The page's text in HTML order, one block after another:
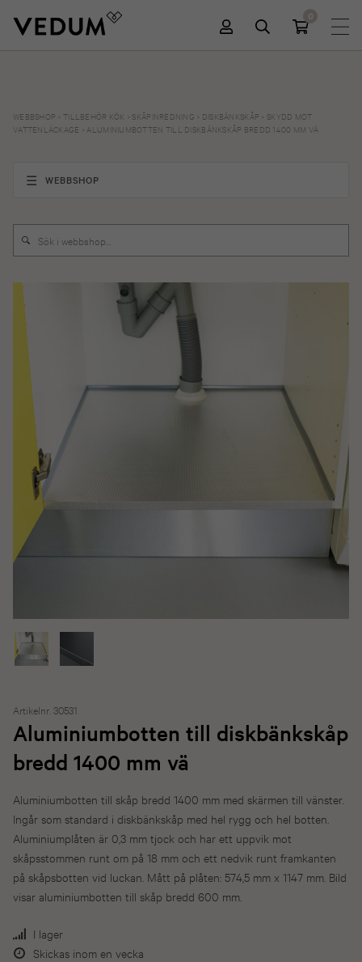
0
WEBBSHOP >TILLBEHÖR KÖK SKÅPINREDNING DISKBÄNKSKÅP
SKYDD MOT
VATTENLÄCKAGE
ALUMINIUMBOTTEN TILL DISKBÄNKSKÅP BREDD 1400 MM VÄ
WEBBSHOP
Artikelnr. 30531
Aluminiumbotten till diskbänkskåp
bredd 1400 mm vä
Aluminiumbotten till skåp bredd 1400 mm med skärmen till vänster.
Ingår som standard i diskbänkskåp med hel rygg och hel botten.
Aluminiumplåten är 0,3 mm tjock och har ett uppvik mot
skåpsstommen runt om på 18 mm och ett nedvik runt framkanten
på skåpsbotten vid luckan. Mått på plåten: 574,5 mm x 1147 mm. Bild
visar aluminiumbotten till skåp bredd 600 mm.
I lager
Skickas inom en vecka